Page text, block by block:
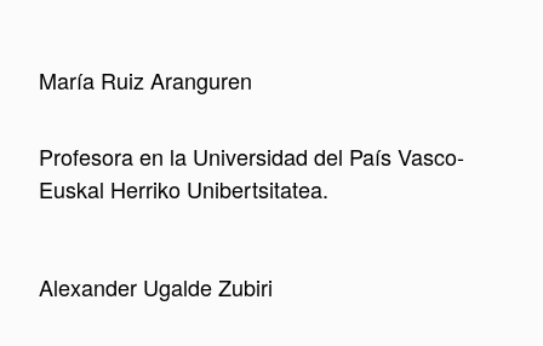
María Ruiz Aranguren
Profesora en la Universidad del País Vasco-
Euskal Herriko Unibertsitatea.
Alexander Ugalde Zubiri